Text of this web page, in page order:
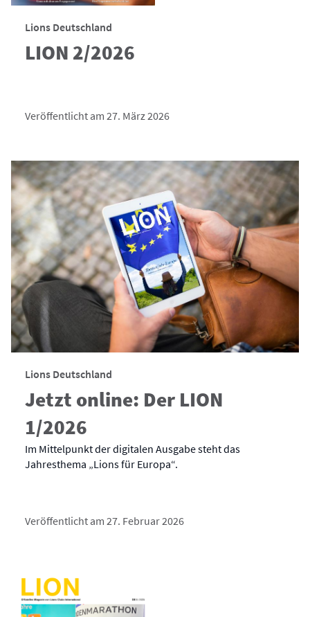
Lions Deutschland
LION 2/2026
Veröffentlicht am 27. März 2026
Lions Deutschland
Jetzt online: Der LION
1/2026
Im Mittelpunkt der digitalen Ausgabe steht das
Jahresthema „Lions für Europa“.
Veröffentlicht am 27. Februar 2026